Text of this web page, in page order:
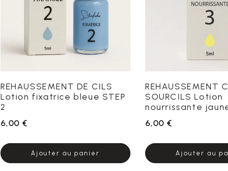
REHAUSSEMENT DE CILS
Lotion fixatrice bleue STEP
2
6,00 €
Ajouter au panier
REHAUSSEMENT
SOURCILS Lotion
nourrissante
6,00 €
Ajouter au